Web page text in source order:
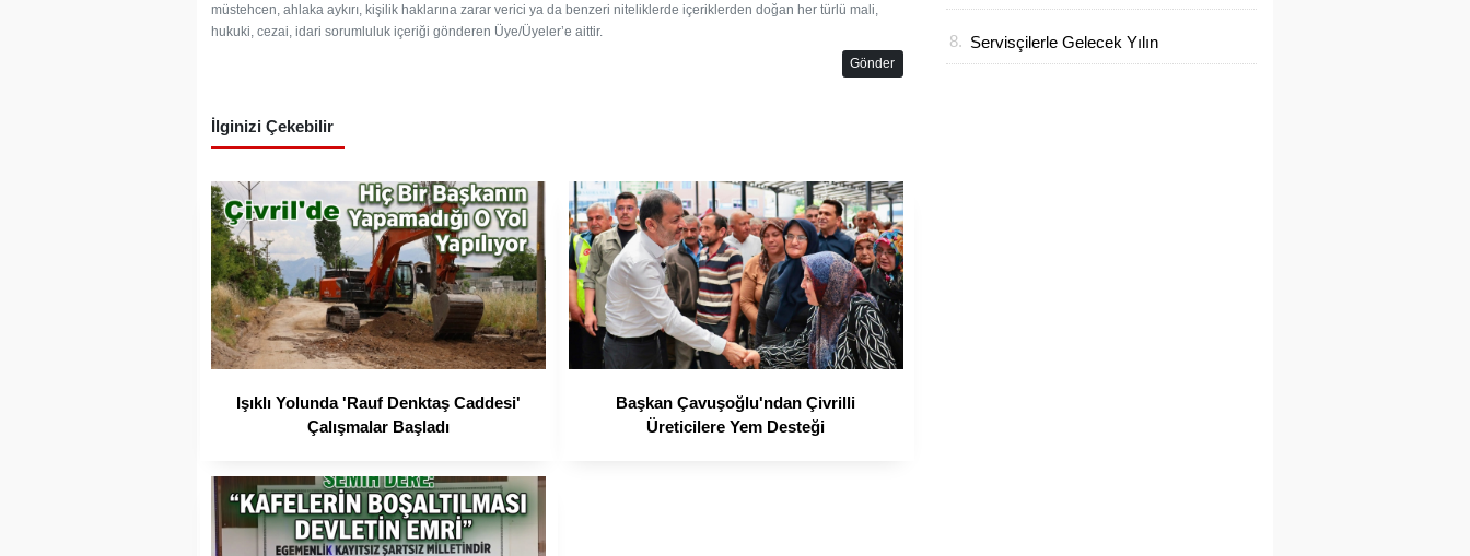
müstehcen, ahlaka aykırı, kişilik haklarına zarar verici ya da benzeri niteliklerde içeriklerden doğan her türlü mali,
hukuki, cezai, idari sorumluluk içeriği gönderen Üye/Üyeler’e aittir.
Gönder
İlginizi Çekebilir
Işıklı Yolunda 'Rauf Denktaş Caddesi'
Çalışmalar Başladı
Başkan Çavuşoğlu'ndan Çivrilli
Üreticilere Yem Desteği
8. Servisçilerle Gelecek Yılın